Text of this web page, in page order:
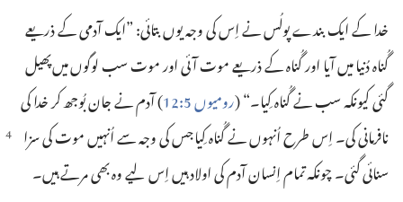
خدا کے ایک بندے پولُس نے اِس کی وجہ یوں بتائی:‏ ”‏ایک آدمی کے ذریعے
گُناہ دُنیا میں آیا اور گُناہ کے ذریعے موت آئی اور موت سب لوگوں میں پھیل
گئی کیونکہ سب نے گُناہ کِیا۔‏“‏ (‏رومیوں 5:‏12
‏)‏ آدم نے جان بُوجھ کر خدا کی
نافرمانی کی۔‏ اِس طرح اُنہوں نے گُناہکِیا جس کی وجہ سے اُنہیں موت کی سزا
سنائی گئی۔‏ چونکہ تمام اِنسان آدم کی اولاد ہیں اِس لیے وہ بھی مرتے ہیں۔‏